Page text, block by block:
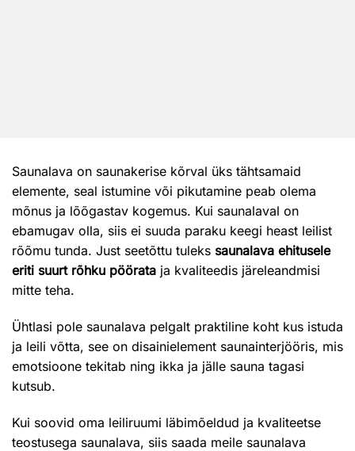
Saunalava on saunakerise kõrval üks tähtsamaid
elemente, seal istumine või pikutamine peab olema
mõnus ja lõõgastav kogemus. Kui saunalaval on
ebamugav olla, siis ei suuda paraku keegi heast leilist
rõõmu tunda. Just seetõttu tuleks saunalava ehitusele
eriti suurt rõhku pöörata ja kvaliteedis järeleandmisi
mitte teha.
Ühtlasi pole saunalava pelgalt praktiline koht kus istuda
ja leili võtta, see on disainielement saunainterjööris, mis
emotsioone tekitab ning ikka ja jälle sauna tagasi
kutsub.
Kui soovid oma leiliruumi läbimõeldud ja kvaliteetse
teostusega saunalava, siis saada meile saunalava